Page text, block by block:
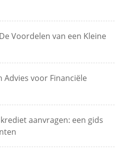
Voordelen van een Kleine
Advies voor Financiële
aanvragen: een gids